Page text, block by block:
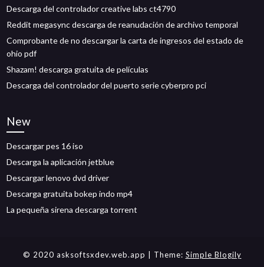
Descarga del controlador creative labs ct4790
Reddit megasync descarga de reanudación de archivo temporal
Comprobante de no descargar la carta de ingresos del estado de
ohio pdf
Shazam! descarga gratuita de películas
Descarga del controlador del puerto serie cyberpro pci
New
Descargar pes 16 iso
Descarga la aplicación jetblue
Descargar lenovo dvd driver
Descarga gratuita bokep indo mp4
La pequeña sirena descarga torrent
© 2020 asksoftsxdev.web.app | Theme: Simple Blogily